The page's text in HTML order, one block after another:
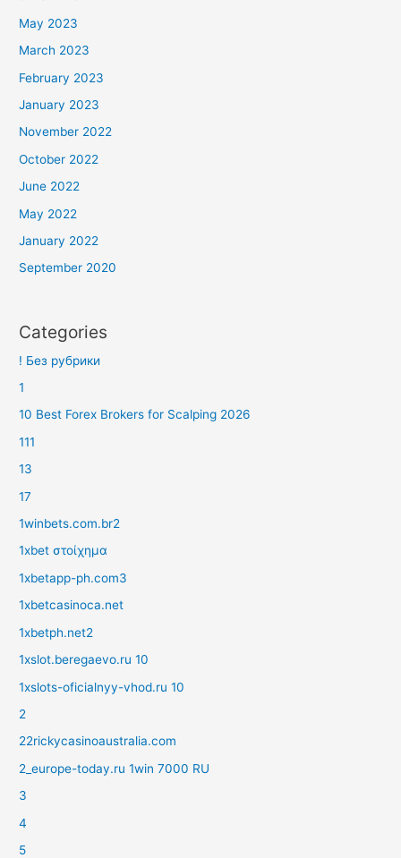
May 2023
March 2023
February 2023
January 2023
November 2022
October 2022
June 2022
May 2022
January 2022
September 2020
Categories
! Без рубрики
1
10 Best Forex Brokers for Scalping 2026
111
13
17
1winbets.com.br2
1xbet στοίχημα
1xbetapp-ph.com3
1xbetcasinoca.net
1xbetph.net2
1xslot.beregaevo.ru 10
1xslots-oficialnyy-vhod.ru 10
2
22rickycasinoaustralia.com
2_europe-today.ru 1win 7000 RU
3
4
5